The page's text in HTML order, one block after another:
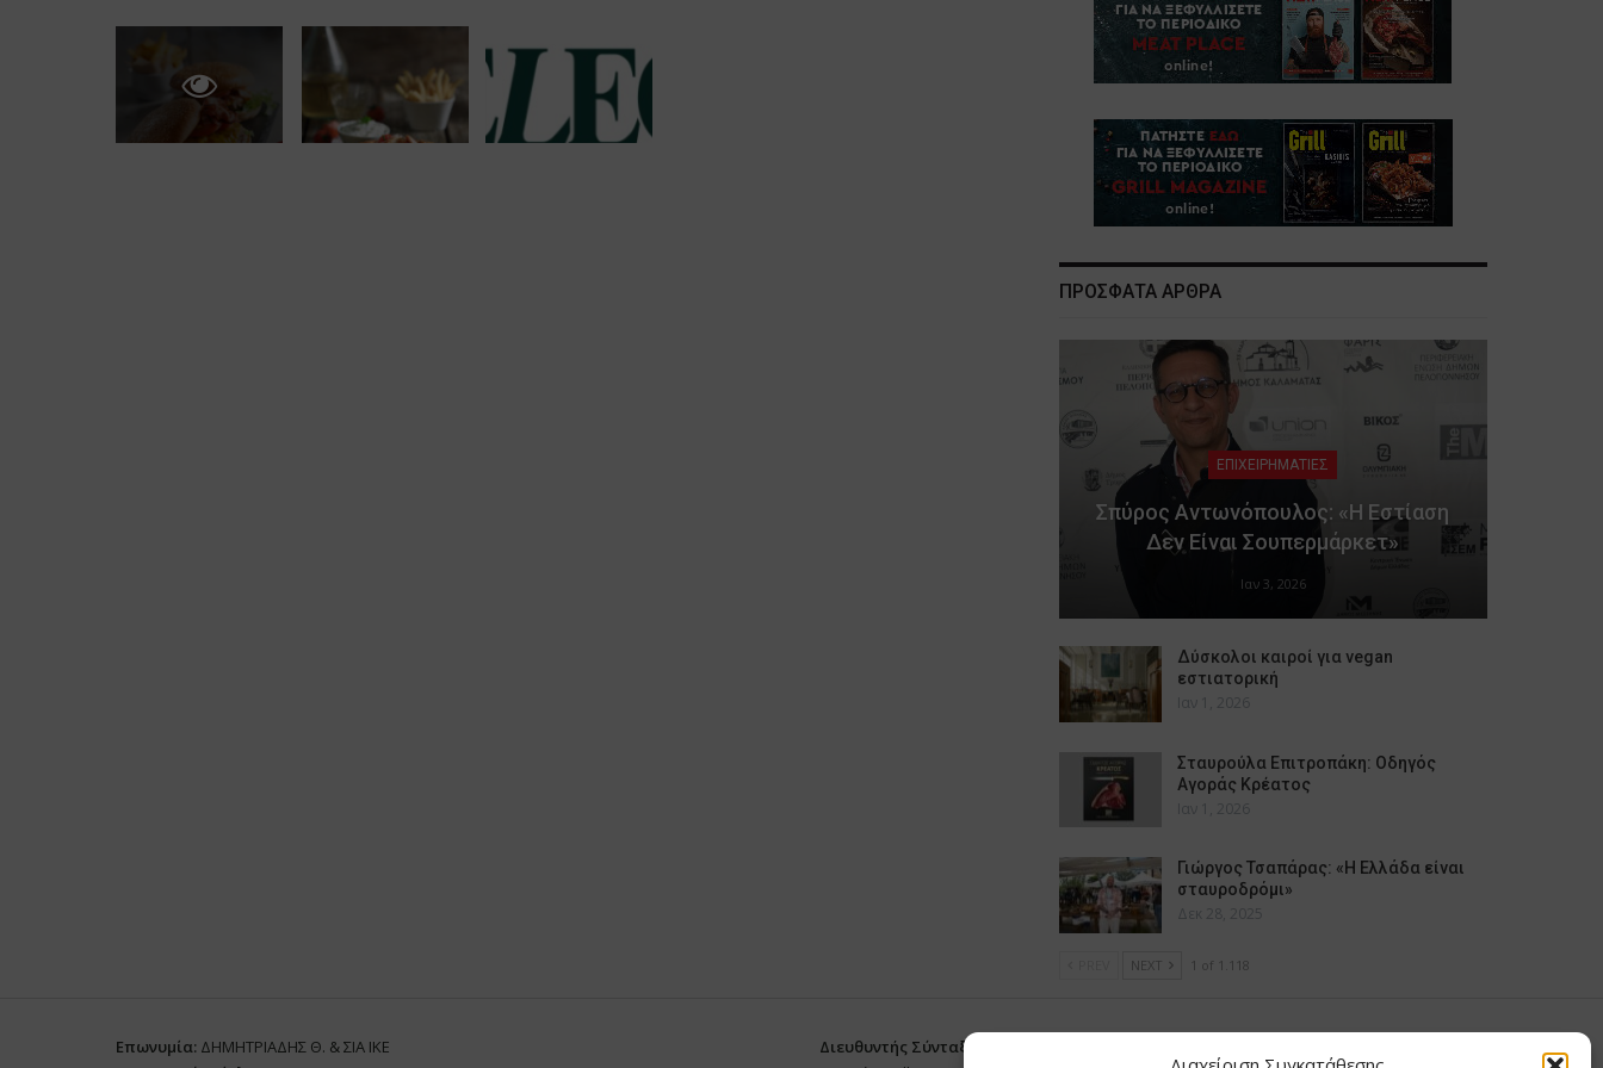
ΠΡΟΣΦΑΤΑ ΑΡΘΡΑ
ΕΠΙΧΕΙΡΗΜΑΤΙΕΣ
Σπύρος Αντωνόπουλος: «Η Εστίαση
Δεν Είναι Σουπερμάρκετ»
Ιαν 3, 2026
Δύσκολοι καιροί για vegan
εστιατορική
Ιαν 1, 2026
Σταυρούλα Επιτροπάκη: Οδηγός
Αγοράς Κρέατος
Ιαν 1, 2026
Γιώργος Τσαπάρας: «Η Ελλάδα είναι
σταυροδρόμι»
Δεκ 28, 2025
NEXT 1 of 1.118
Επωνυμία: ΔΗΜΗΤΡΙΑΔΗΣ Θ. & ΣΙΑ ΙΚΕ
Διευθυντής Σύνταξης: